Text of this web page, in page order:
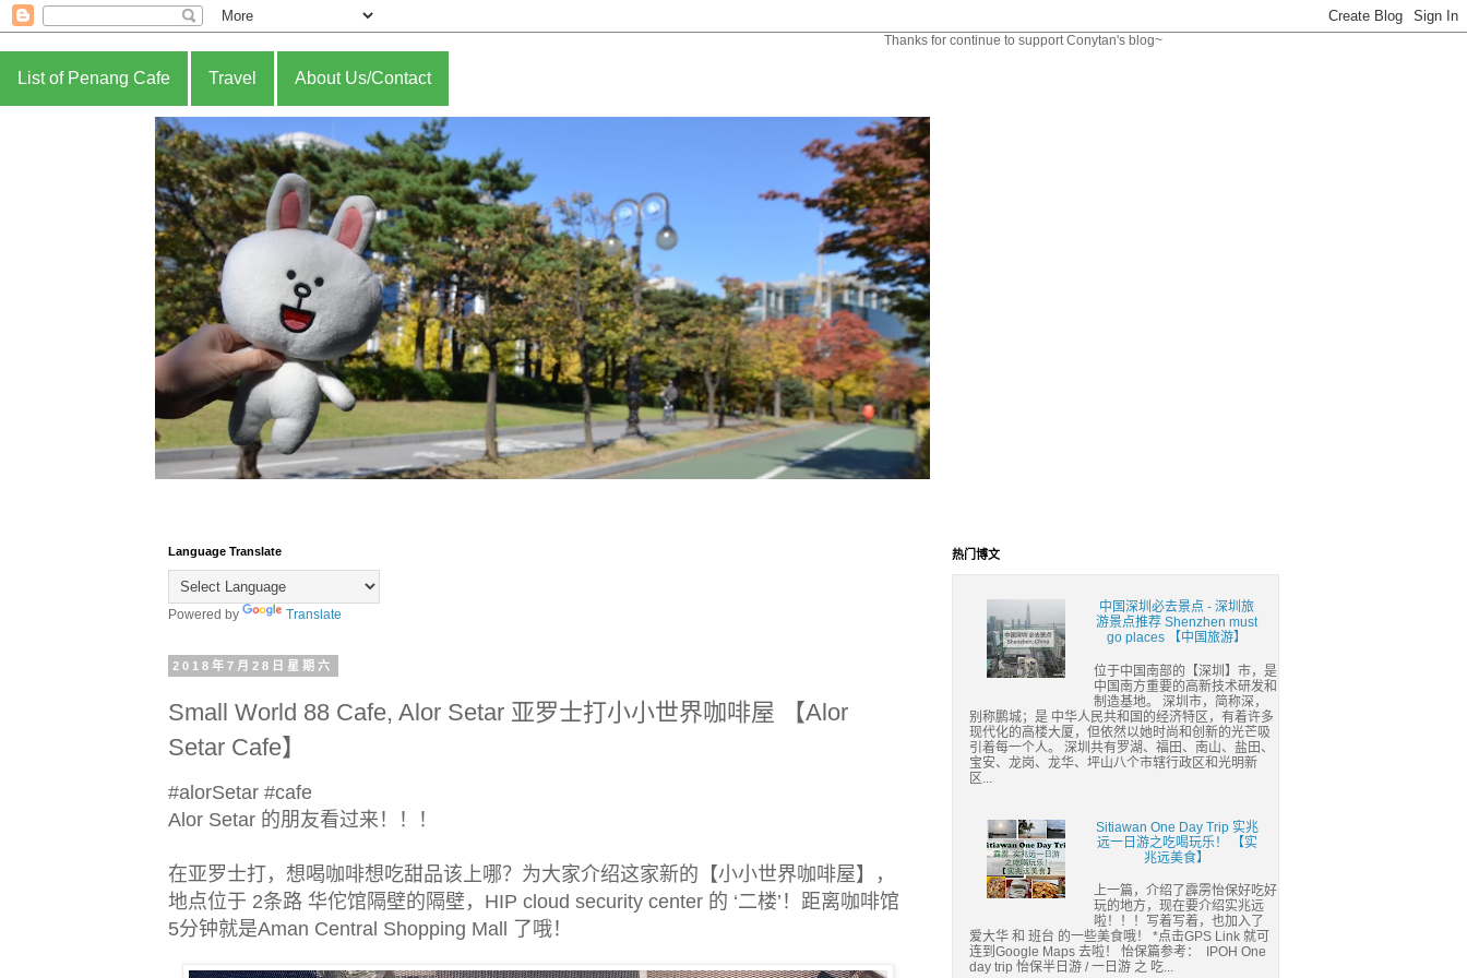
Thanks for continue to support Conytan's blog~
List of Penang Cafe Travel About Us/Contact
Language Translate
Powered by Translate
2018年7月28日星期六
Small World 88 Cafe, Alor Setar 亚罗士打小小世界咖啡屋 【Alor
Setar Cafe】
#alorSetar #cafe
Alor Setar 的朋友看过来！！！
在亚罗士打，想喝咖啡想吃甜品该上哪？为大家介绍这家新的【小小世界咖啡屋】，
地点位于 2条路 华佗馆隔壁的隔壁，HIP cloud security center 的 ‘二楼’！距离咖啡馆
5分钟就是Aman Central Shopping Mall 了哦！
热门博文
中国深圳必去景点 - 深圳旅
游景点推荐 Shenzhen must
go places 【中国旅游】
位于中国南部的【深圳】市，是
中国南方重要的高新技术研发和
制造基地。 深圳市，简称深，
别称鹏城；是 中华人民共和国的经济特区，有着许多
现代化的高楼大厦，但依然以她时尚和创新的光芒吸
引着每一个人。 深圳共有罗湖、福田、南山、盐田、
宝安、龙岗、龙华、坪山八个市辖行政区和光明新
区...
Sitiawan One Day Trip 实兆
远一日游之吃喝玩乐！ 【实
兆远美食】
上一篇，介绍了霹雳怡保好吃好
玩的地方，现在要介绍实兆远
啦！！！写着写着，也加入了
爱大华 和 班台 的一些美食哦！ *点击GPS Link 就可
连到Google Maps 去啦！ 怡保篇参考： IPOH One
day trip 怡保半日游 / 一日游 之 吃...